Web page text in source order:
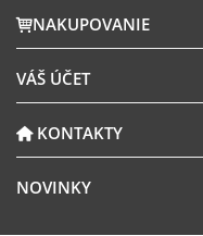
NAKUPOVANIE
VÁŠ ÚČET
KONTAKTY
NOVINKY